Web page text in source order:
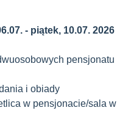
- piątek, 10.07. 2026
pensjonatu
i obiady
w pensjonacie/sala w